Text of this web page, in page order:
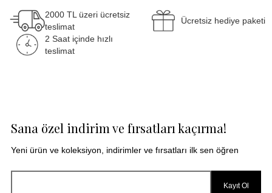
2000 TL üzeri ücretsiz
teslimat
Ücretsiz hediye paketi
2 Saat içinde hızlı
teslimat
Sana özel indirim ve fırsatları kaçırma!
Yeni ürün ve koleksiyon, indirimler ve fırsatları ilk sen öğren
Kayıt Ol